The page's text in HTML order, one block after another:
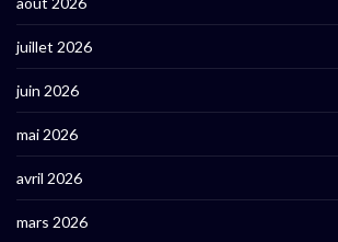
juillet 2026
juin 2026
mai 2026
avril 2026
mars 2026